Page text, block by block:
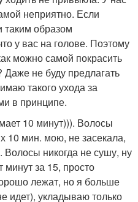
неприятно. Если
образом
у вас на голове. Поэтому
можно самой покрасить
Даже не буду предлагать
такого ухода за
в принципе.
10 минут))). Волосы
10 мин. мою, не засекала,
Волосы никогда не сушу, ну
минут за 15, просто
лежат, но я больше
идет), укладываю только